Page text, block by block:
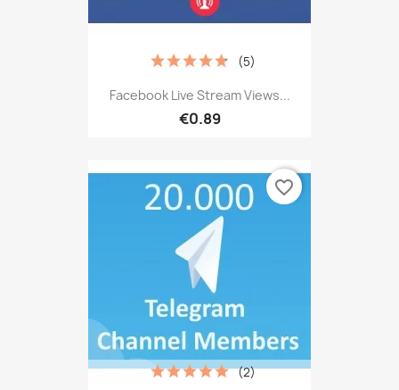
Facebook Live Stream Views...
€0.89
(5)
(2)
favorite_border